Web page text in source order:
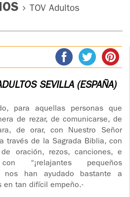
LARRAÑAGA
OFM CAP.
HOMENAJE
PADRE
IGNACIO
LARRAÑAGA
Y VIVIR
EL
TOV Adultos
SEVILLA (ESPAÑA)
para aquellas personas que
de rezar, de comunicarse, de
de orar, con Nuestro Señor
través de la Sagrada Biblia, con
oración, rezos, canciones, e
“¡relajantes pequeños
nos han ayudado bastante a
en tan difícil empeño.-